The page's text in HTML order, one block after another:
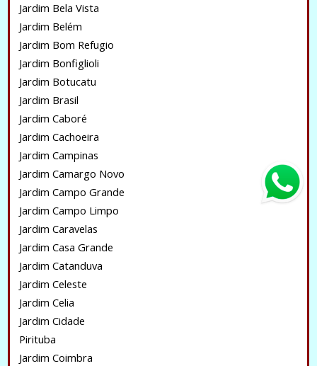
Jardim Bela Vista
Jardim Belém
Jardim Bom Refugio
Jardim Bonfiglioli
Jardim Botucatu
Jardim Brasil
Jardim Caboré
Jardim Cachoeira
Jardim Campinas
Jardim Camargo Novo
Jardim Campo Grande
Jardim Campo Limpo
Jardim Caravelas
Jardim Casa Grande
Jardim Catanduva
Jardim Celeste
Jardim Celia
Jardim Cidade
Pirituba
Jardim Coimbra